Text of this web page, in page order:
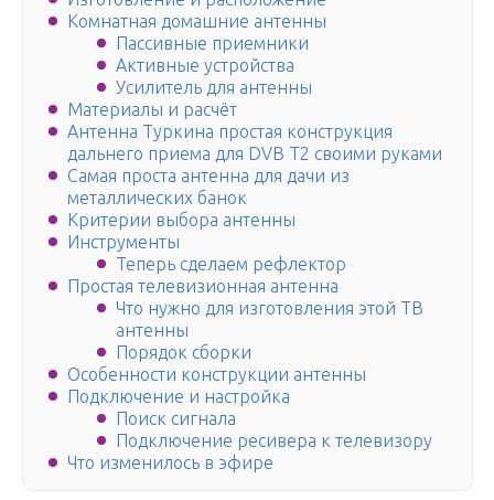
Комнатная домашние антенны
Пассивные приемники
Активные устройства
Усилитель для антенны
Материалы и расчёт
Антенна Туркина простая конструкция
дальнего приема для DVB T2 своими руками
Самая проста антенна для дачи из
металлических банок
Критерии выбора антенны
Инструменты
Теперь сделаем рефлектор
Простая телевизионная антенна
Что нужно для изготовления этой ТВ
антенны
Порядок сборки
Особенности конструкции антенны
Подключение и настройка
Поиск сигнала
Подключение ресивера к телевизору
Что изменилось в эфире